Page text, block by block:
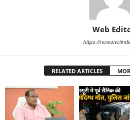
Web
https://
RELATED ARTICLES